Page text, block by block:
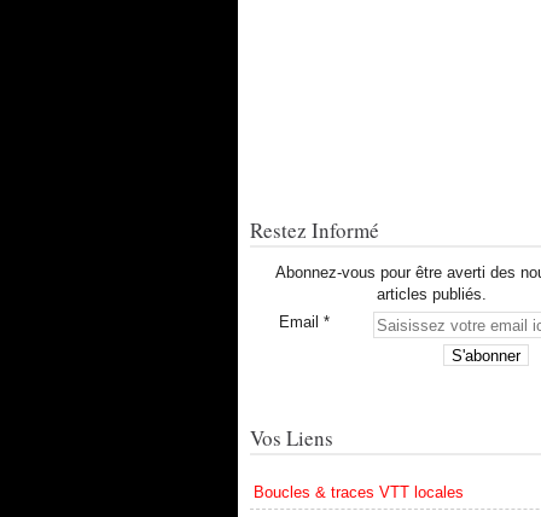
Restez Informé
Abonnez-vous pour être averti des
articles publiés.
Email
Vos Liens
Boucles & traces VTT locales